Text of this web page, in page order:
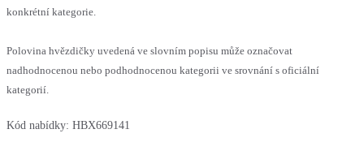
konkrétní kategorie.
Polovina hvězdičky uvedená ve slovním popisu může označovat
nadhodnocenou nebo podhodnocenou kategorii ve srovnání s oficiální
kategorií.
Kód nabídky: HBX669141